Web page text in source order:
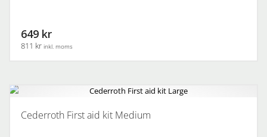
649 kr
811 kr inkl. moms
Cederroth First aid kit Medium